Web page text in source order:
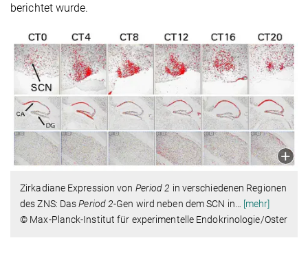
berichtet wurde.
Zirkadiane Expression von Period 2 in verschiedenen Regionen
des ZNS: DasPeriod 2-Gen wird neben dem SCN in
[mehr]
© Max-Planck-Institut für experimentelle Endokrinologie/Oster